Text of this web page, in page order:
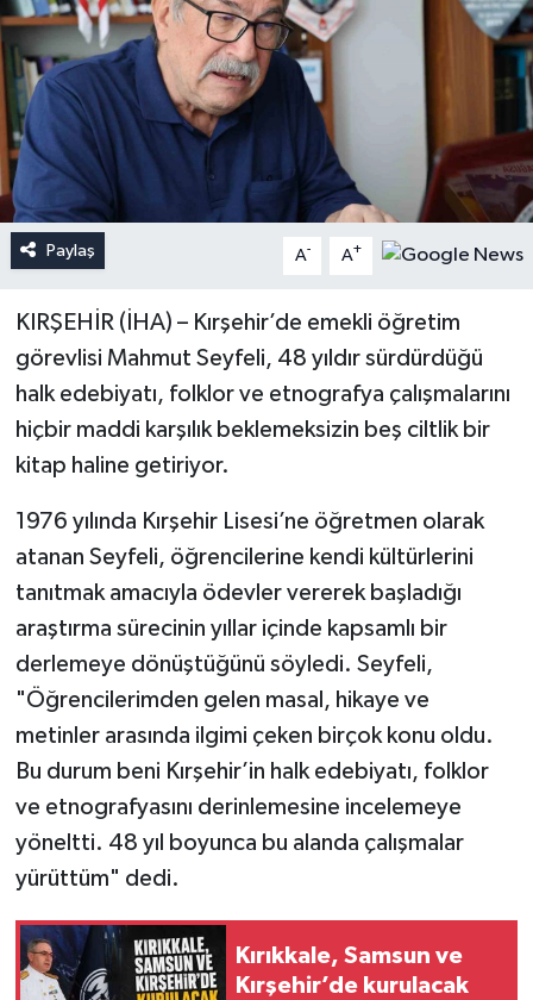
Paylaş A- A+
KIRŞEHİR (İHA) – Kırşehir’de emekli öğretim
görevlisi Mahmut Seyfeli, 48 yıldır sürdürdüğü
halk edebiyatı, folklor ve etnografya çalışmalarını
hiçbir maddi karşılık beklemeksizin beş ciltlik bir
kitap haline getiriyor.
1976 yılında Kırşehir Lisesi’ne öğretmen olarak
atanan Seyfeli, öğrencilerine kendi kültürlerini
tanıtmak amacıyla ödevler vererek başladığı
araştırma sürecinin yıllar içinde kapsamlı bir
derlemeye dönüştüğünü söyledi. Seyfeli,
"Öğrencilerimden gelen masal, hikaye ve
metinler arasında ilgimi çeken birçok konu oldu.
Bu durum beni Kırşehir’in halk edebiyatı, folklor
ve etnografyasını derinlemesine incelemeye
yöneltti. 48 yıl boyunca bu alanda çalışmalar
yürüttüm" dedi.
Kırıkkale, Samsun ve
Kırşehir’de kurulacak